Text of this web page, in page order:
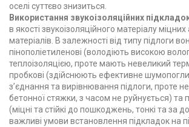
оселі суттєво знизиться.
Використання звукоізоляційних
в якості звукоізоляційного матеріалу
матеріалів. В залежності від типу підлоги
пінополіетиленові (володіють високою
теплоізоляцією, проте мають невеликий
пробкові (здійснюють ефективне
з’єднання та вирівнювання підлоги, проте
бетонної стяжки, з часом не руйнується) та
(міцні та стійкі до пошкоджень, тонкі та за
важливі умови встановлення підкладок на